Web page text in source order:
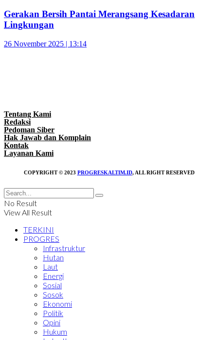
Gerakan Bersih Pantai Merangsang Kesadaran
Lingkungan
26 November 2025 | 13:14
Tentang Kami
Redaksi
Pedoman Siber
Hak Jawab dan Komplain
Kontak
Layanan Kami
COPYRIGHT © 2023 PROGRESKALTIM.ID, ALL RIGHT RESERVED
No Result
View All Result
TERKINI
PROGRES
Infrastruktur
Hutan
Laut
Energi
Sosial
Sosok
Ekonomi
Politik
Opini
Hukum